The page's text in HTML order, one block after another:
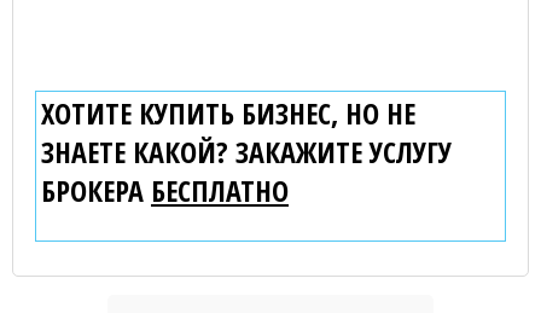
ХОТИТЕ КУПИТЬ БИЗНЕС, НО НЕ
ЗНАЕТЕ КАКОЙ? ЗАКАЖИТЕ УСЛУГУ
БРОКЕРА БЕСПЛАТНО